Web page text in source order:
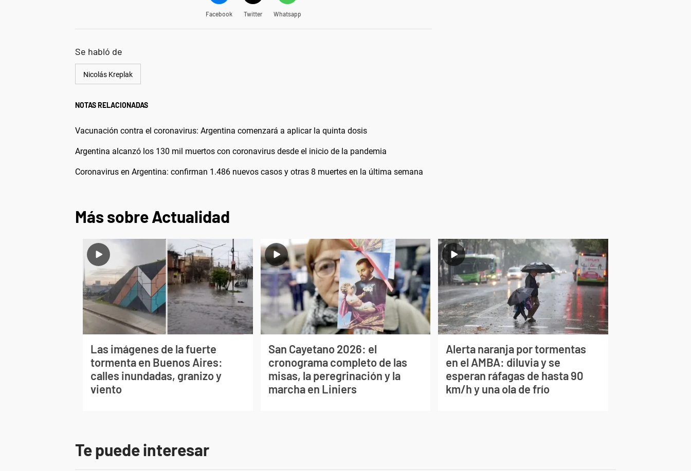
Facebook Twitter Whatsapp
Se habló de
Nicolás Kreplak
NOTAS RELACIONADAS
Vacunación contra el coronavirus: Argentina comenzará a aplicar la quinta dosis
Argentina alcanzó los 130 mil muertos con coronavirus desde el inicio de la pandemia
Coronavirus en Argentina: confirman 1.486 nuevos casos y otras 8 muertes en la última semana
Más sobre Actualidad
Las imágenes de la fuerte
tormenta en Buenos Aires:
calles inundadas, granizo y
viento
San Cayetano 2026: el
cronograma completo de las
misas, la peregrinación y la
marcha en Liniers
Alerta naranja por tormentas
en el AMBA: diluvia y se
esperan ráfagas de hasta 90
km/h y una ola de frío
Te puede interesar